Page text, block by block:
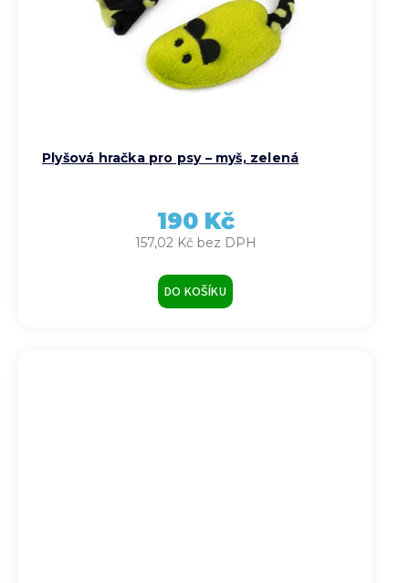
Plyšová hračka pro psy – myš, zelená
157,02 Kč bez DPH
190 Kč
DO KOŠÍKU